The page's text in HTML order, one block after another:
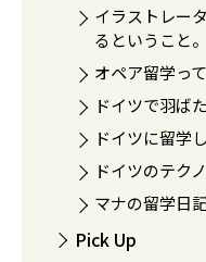
イラストレー
るということ。
オペア留学っ
ドイツで羽ば
ドイツに留学
ドイツのテク
マナの留学日
Pick Up